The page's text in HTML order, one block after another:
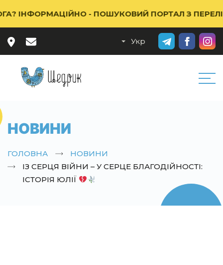
- ПОШУКОВИЙ ПОРТАЛ З
НОВИНИ
ГОЛОВНА
НОВИНИ
ІЗ СЕРЦЯ ВІЙНИ – У СЕРЦЕ БЛАГОДІЙНОСТІ:
ІСТОРІЯ ЮЛІЇ